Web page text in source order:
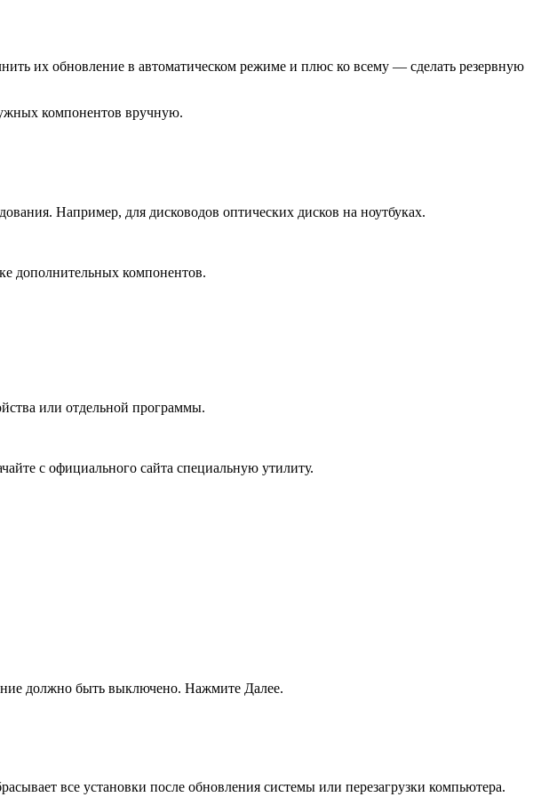
их обновление в автоматическом режиме и плюс ко всему — сделать резервную
компонентов вручную.
Например, для дисководов оптических дисков на ноутбуках.
дополнительных компонентов.
или отдельной программы.
с официального сайта специальную утилиту.
должно быть выключено. Нажмите Далее.
все установки после обновления системы или перезагрузки компьютера.